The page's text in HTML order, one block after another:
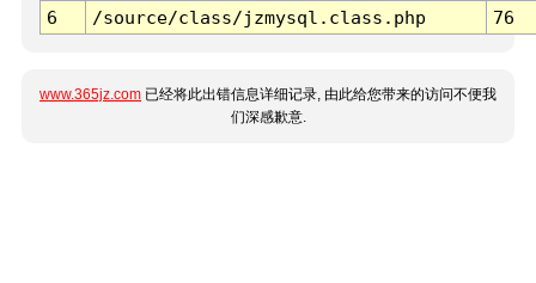
6
/source/class/jzmysql.class.php 76
www.365jz.com 已经将此出错信息详细记录, 由此给您带来的访问不便我
们深感歉意.